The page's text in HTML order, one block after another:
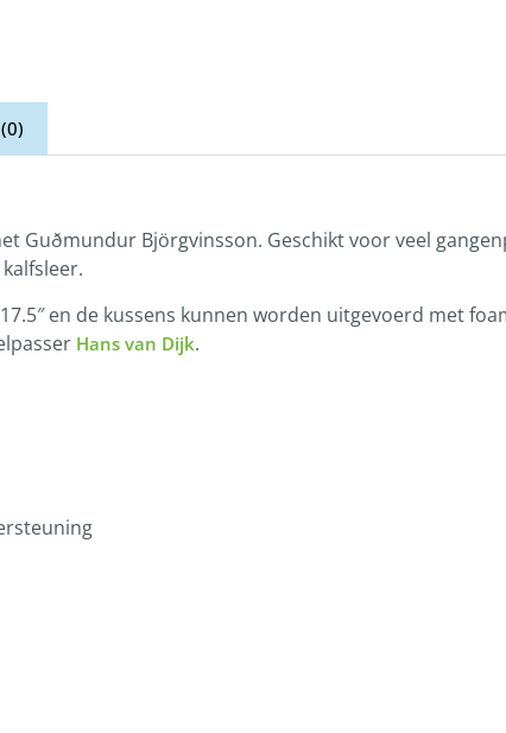
Guðmundur Björgvinsson. Geschikt voor veel
en de kussens kunnen worden uitgevoerd met
Hans van Dijk.